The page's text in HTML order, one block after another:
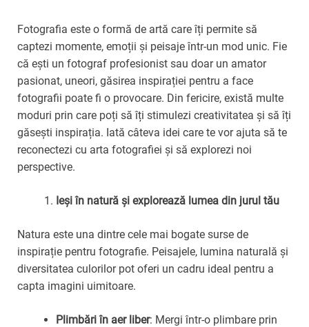
Fotografia este o formă de artă care îți permite să
captezi momente, emoții și peisaje într-un mod unic. Fie
că ești un fotograf profesionist sau doar un amator
pasionat, uneori, găsirea inspirației pentru a face
fotografii poate fi o provocare. Din fericire, există multe
moduri prin care poți să îți stimulezi creativitatea și să îți
găsești inspirația. Iată câteva idei care te vor ajuta să te
reconectezi cu arta fotografiei și să explorezi noi
perspective.
Ieși în natură și explorează lumea din jurul tău
Natura este una dintre cele mai bogate surse de
inspirație pentru fotografie. Peisajele, lumina naturală și
diversitatea culorilor pot oferi un cadru ideal pentru a
capta imagini uimitoare.
Plimbări în aer liber: Mergi într-o plimbare prin